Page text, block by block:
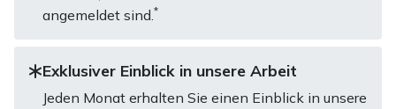
angemeldet sind.*
Exklusiver Einblick in unsere Arbeit
Jeden Monat erhalten Sie einen Einblick in unsere